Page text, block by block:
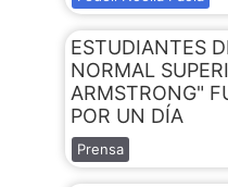
ESTUDIANTES
NORMAL
ARMSTRONG"
POR UN DÍA
Prensa